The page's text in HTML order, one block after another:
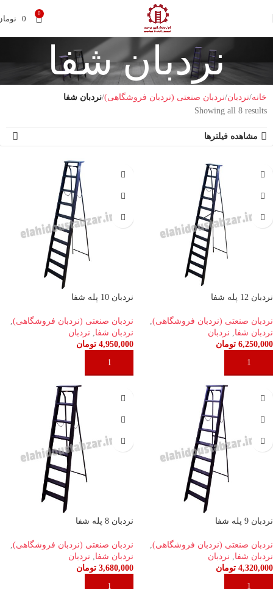
0
0
نردبان شفا
خانه نردبان نردبان صنعتی (نردبان فروشگاهی) نردبان شفا
Showing all 8 results
مشاهده فیلترها
نردبان 12 پله شفا
نردبان صنعتی (نردبان فروشگاهی),
نردبان شفا, نردبان
6,250,000 تومان
افزودن به سبد خرید
نردبان 10 پله شفا
نردبان صنعتی (نردبان فروشگاهی),
نردبان شفا, نردبان
4,950,000 تومان
افزودن به سبد خرید
نردبان 9 پله شفا
نردبان صنعتی (نردبان فروشگاهی),
نردبان شفا, نردبان
4,320,000 تومان
افزودن به سبد خرید
نردبان 8 پله شفا
نردبان صنعتی (نردبان فروشگاهی),
نردبان شفا, نردبان
3,680,000 تومان
افزودن به سبد خرید